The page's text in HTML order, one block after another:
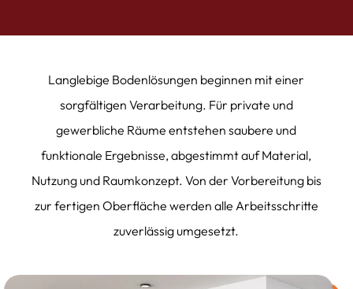
Langlebige Bodenlösungen beginnen mit einer
sorgfältigen Verarbeitung. Für private und
gewerbliche Räume entstehen saubere und
funktionale Ergebnisse, abgestimmt auf Material,
Nutzung und Raumkonzept. Von der Vorbereitung bis
zur fertigen Oberfläche werden alle Arbeitsschritte
zuverlässig umgesetzt.